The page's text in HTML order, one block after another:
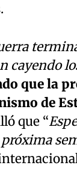
cayendo
que la
de
que “